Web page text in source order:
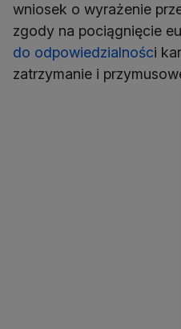
wniosek o wyrażenie
zgody na pociągnięcie
do odpowiedzialności
zatrzymanie i